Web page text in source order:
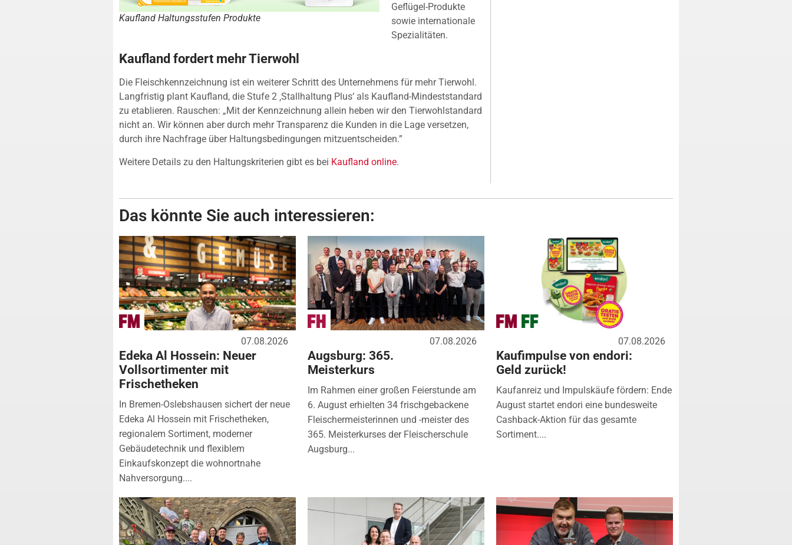
Kaufland Haltungsstufen Produkte
Geflügel-Produkte
sowie internationale
Spezialitäten.
Kaufland fordert mehr Tierwohl
Die Fleischkennzeichnung ist ein weiterer Schritt des Unternehmens für mehr Tierwohl.
Langfristig plant Kaufland, die Stufe 2 ‚Stallhaltung Plus‘ als Kaufland-Mindeststandard
zu etablieren. Rauschen: „Mit der Kennzeichnung allein heben wir den Tierwohlstandard
nicht an. Wir können aber durch mehr Transparenz die Kunden in die Lage versetzen,
durch ihre Nachfrage über Haltungsbedingungen mitzuentscheiden.”
Weitere Details zu den Haltungskriterien gibt es bei Kaufland online.
Das könnte Sie auch interessieren:
07.08.2026
Edeka Al Hossein: Neuer
Vollsortimenter mit
Frischetheken
In Bremen-Oslebshausen sichert der neue
Edeka Al Hossein mit Frischetheken,
regionalem Sortiment, moderner
Gebäudetechnik und flexiblem
Einkaufskonzept die wohnortnahe
Nahversorgung....
07.08.2026
Augsburg: 365.
Meisterkurs
Im Rahmen einer großen Feierstunde am
6. August erhielten 34 frischgebackene
Fleischermeisterinnen und -meister des
365. Meisterkurses der Fleischerschule
Augsburg...
07.08.2026
Kaufimpulse von endori:
Geld zurück!
Kaufanreiz und Impulskäufe fördern: Ende
August startet endori eine bundesweite
Cashback-Aktion für das gesamte
Sortiment....